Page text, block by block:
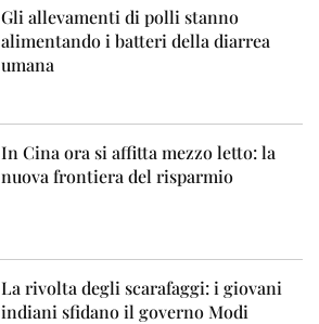
Gli allevamenti di polli stanno
alimentando i batteri della diarrea
umana
In Cina ora si affitta mezzo letto: la
nuova frontiera del risparmio
La rivolta degli scarafaggi: i giovani
indiani sfidano il governo Modi